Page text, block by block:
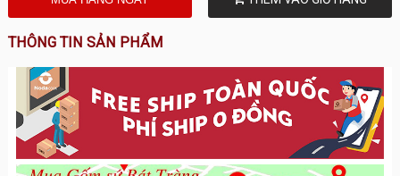
THÔNG TIN SẢN PHẨM